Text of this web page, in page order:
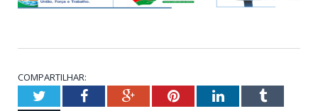
COMPARTILHAR:
TwitterFacebookGoogle+PinterestLinkedInTumblr